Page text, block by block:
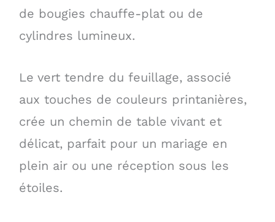
de bougies chauffe-plat ou de
cylindres lumineux.
Le vert tendre du feuillage, associé
aux touches de couleurs printanières,
crée un chemin de table vivant et
délicat, parfait pour un mariage en
plein air ou une réception sous les
étoiles.